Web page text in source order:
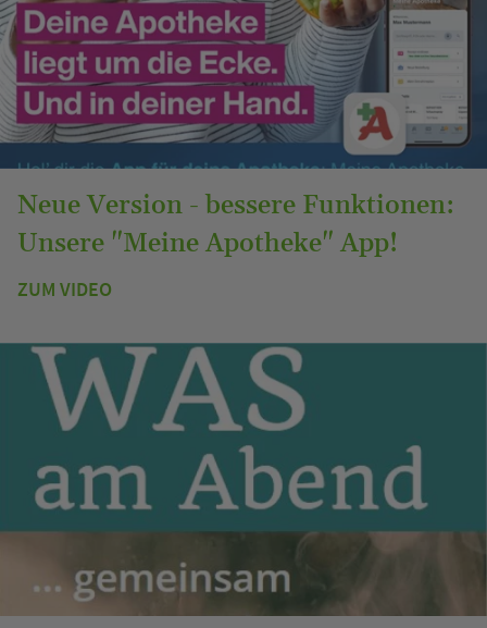
Neue Version - bessere Funktionen:
Unsere "Meine Apotheke" App!
ZUM VIDEO